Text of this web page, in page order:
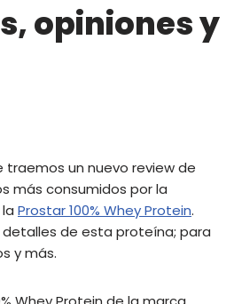
opiniones y
un nuevo review de
más consumidos por la
Prostar 100% Whey Protein.
de esta proteína; para
y más.